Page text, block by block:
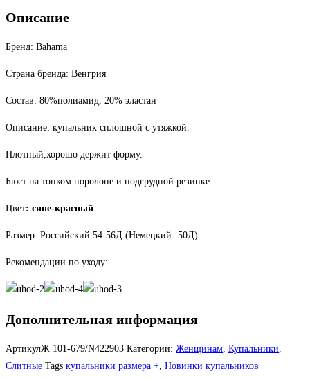
синий
красным
56Д
Описание
Бренд: Bahama
Страна бренда: Венгрия
Состав: 80%полиамид, 20% эластан
Описание: купальник сплошной с утяжкой.
Плотный,хорошо держит форму.
Бюст на тонком поролоне и подгрудной резинке.
Цвет: сине-красный
Размер: Российский 54-56Д (Немецкий- 50Д)
Рекомендации по уходу:
Дополнительная информация
АртикулЖ 101-679/N422903 Категории: Женщинам, Купальники,
Слитные Tags купальники размера +, Новинки купальников